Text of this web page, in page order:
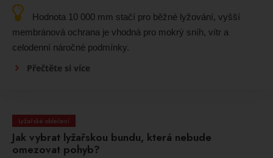
Hodnota 10 000 mm stačí pro běžné lyžování, vyšší
membránová ochrana je vhodná pro mokrý sníh, vítr a
celodenní náročné podmínky.
Přečtěte si více
Lyžařské oblečení
Jak vybrat lyžařskou bundu, která nebude
omezovat pohyb?